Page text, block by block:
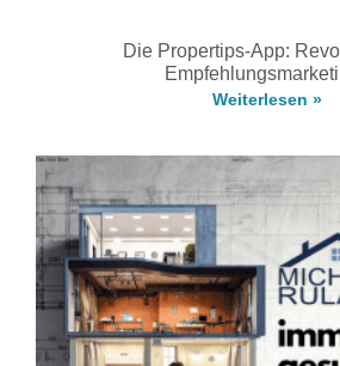
Die Propertips-App:
Weiterlesen »